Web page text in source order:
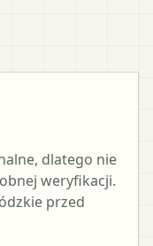
dlatego nie
weryfikacji.
przed